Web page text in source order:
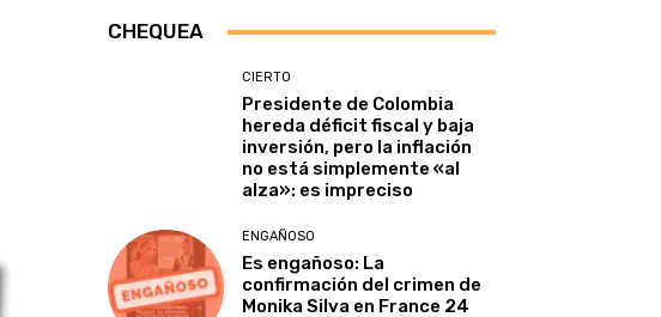
CHEQUEA
CIERTO
Presidente de Colombia
hereda déficit fiscal y baja
inversión, pero la inflación
no está simplemente «al
alza»: es impreciso
ENGAÑOSO
Es engañoso: La
confirmación del crimen de
Monika Silva en France 24